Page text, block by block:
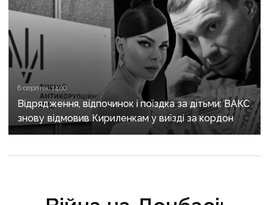
6 серпня, 14:00
Відрядження, відпочинок і поїздка за дітьми: ВАКС
знову відмовив Кириленкам у виїзді за кордон